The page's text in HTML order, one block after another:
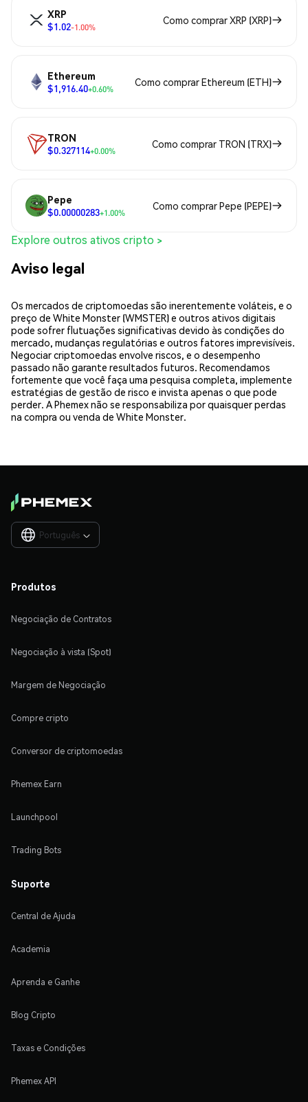
XRP
$1.02-1.00%
Como comprar XRP (XRP)
Ethereum
$1,916.40+0.60%
Como comprar Ethereum (ETH)
TRON
$0.327114+0.00%
Como comprar TRON (TRX)
Pepe
$0.00000283+1.00%
Como comprar Pepe (PEPE)
Explore outros ativos cripto >
Aviso legal
Os mercados de criptomoedas são inerentemente voláteis, e o
preço de White Monster (WMSTER) e outros ativos digitais
pode sofrer flutuações significativas devido às condições do
mercado, mudanças regulatórias e outros fatores imprevisíveis.
Negociar criptomoedas envolve riscos, e o desempenho
passado não garante resultados futuros. Recomendamos
fortemente que você faça uma pesquisa completa, implemente
estratégias de gestão de risco e invista apenas o que pode
perder. A Phemex não se responsabiliza por quaisquer perdas
na compra ou venda de White Monster.
Português 
Produtos
Negociação de Contratos
Negociação à vista (Spot)
Margem de Negociação
Compre cripto
Conversor de criptomoedas
Phemex Earn
Launchpool
Trading Bots
Suporte
Central de Ajuda
Academia
Aprenda e Ganhe
Blog Cripto
Taxas e Condições
Phemex API